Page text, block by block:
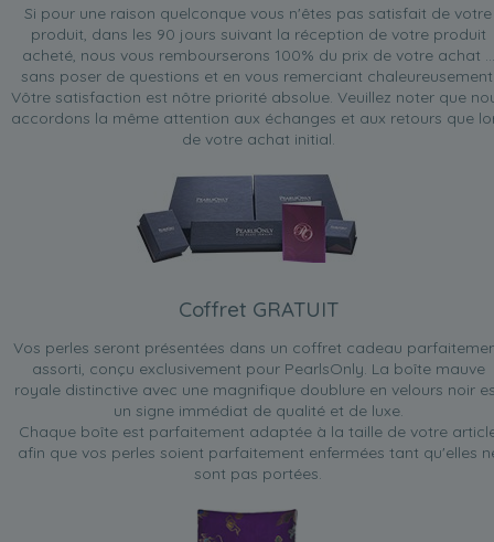
Si pour une raison quelconque vous n'êtes pas satisfait de votre
produit, dans les 90 jours suivant la réception de votre produit
acheté, nous vous rembourserons 100% du prix de votre achat ...
sans poser de questions et en vous remerciant
Vôtre satisfaction est nôtre priorité absolue. Veuillez noter que
accordons la même attention aux échanges et aux retours que
de votre achat initial.
Coffret GRATUIT
Vos perles seront présentées dans un coffret cadeau
assorti, conçu exclusivement pour PearlsOnly. La boîte mauve
royale distinctive avec une magnifique doublure en velours noir
un signe immédiat de qualité et de luxe.
Chaque boîte est parfaitement adaptée à la taille de votre
afin que vos perles soient parfaitement enfermées tant qu'elles
sont pas portées.